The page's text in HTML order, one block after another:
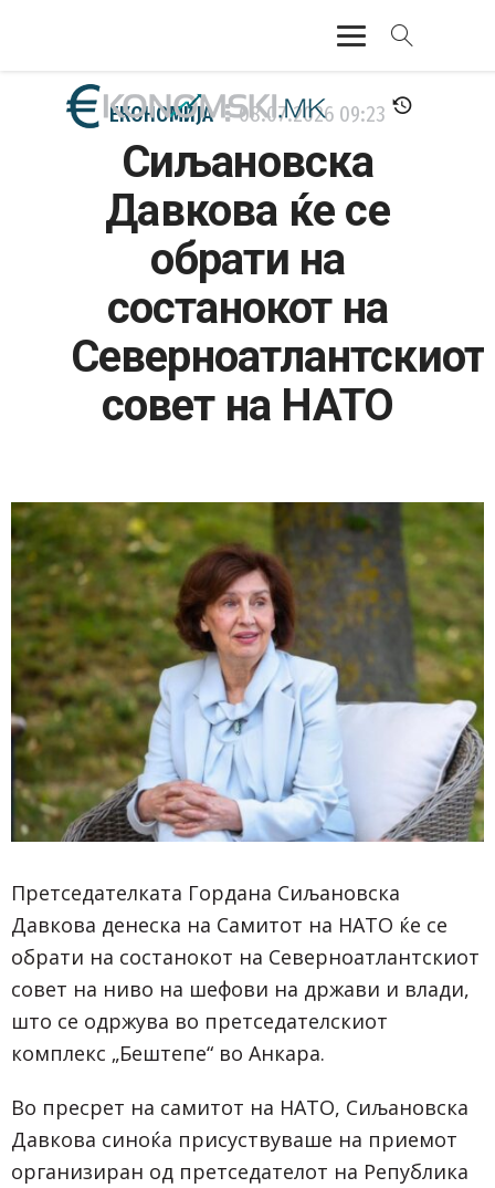
АКТУЕЛНО
ЕКОНОМИЈА
ФИНАНСИИ
БАНКАРСТВО
ЖИВОТ
ЕКОНОМИЈА 08.07.2026 09:23
Сиљановска
Давкова ќе се
обрати на
состанокот на
Северноатлантскиот
совет на НАТО
Претседателката Гордана Сиљановска
Давкова денеска на Самитот на НАТО ќе се
обрати на состанокот на Северноатлантскиот
совет на ниво на шефови на држави и влади,
што се одржува во претседателскиот
комплекс „Бештепе“ во Анкара.
Во пресрет на самитот на НАТО, Сиљановска
Давкова синоќа присуствуваше на приемот
организиран од претседателот на Република